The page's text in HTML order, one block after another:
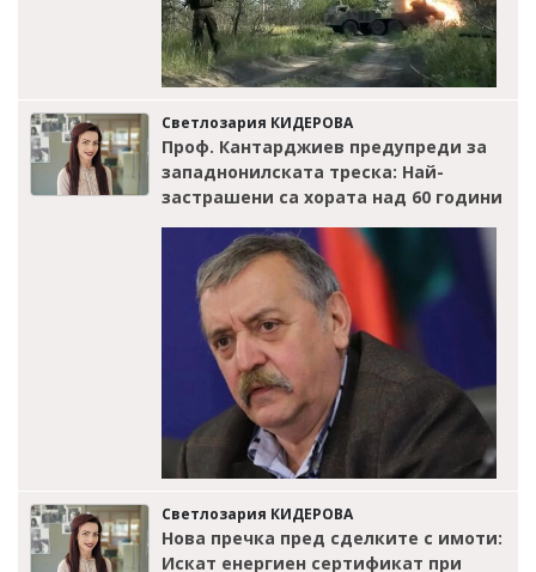
Светлозария КИДЕРОВА
Проф. Кантарджиев предупреди за
западнонилската треска: Най-
застрашени са хората над 60 години
Светлозария КИДЕРОВА
Нова пречка пред сделките с имоти:
Искат енергиен сертификат при